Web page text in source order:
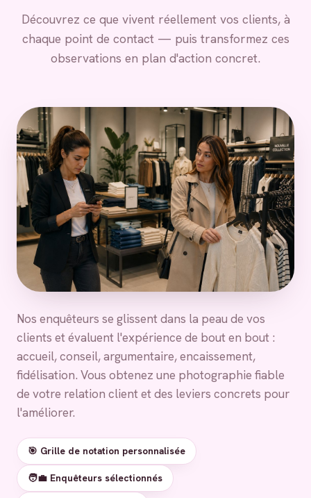
Découvrez ce que vivent réellement vos clients, à
chaque point de contact — puis transformez ces
observations en plan d'action concret.
Nos enquêteurs se glissent dans la peau de vos
clients et évaluent l'expérience de bout en bout :
accueil, conseil, argumentaire, encaissement,
fidélisation. Vous obtenez une photographie fiable
de votre relation client et des leviers concrets pour
l'améliorer.
🎯 Grille de notation personnalisée
🧑‍💼 Enquêteurs sélectionnés